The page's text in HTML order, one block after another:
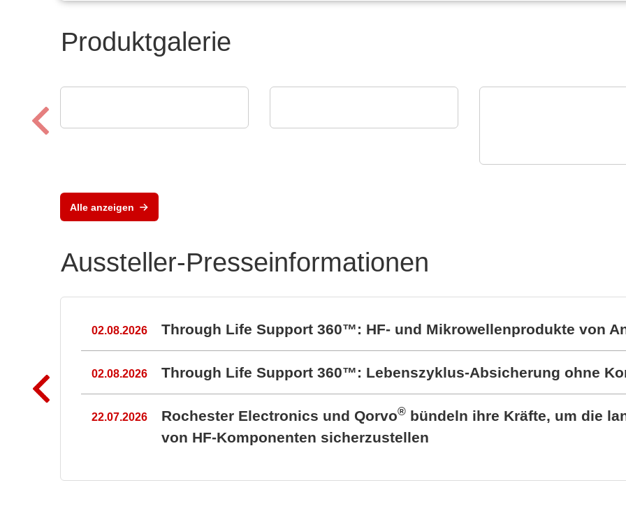
Produktgalerie
Alle anzeigen
Aussteller-Presseinformationen
02.08.2026 Through Life Support 360™: HF- und Mikrowellenprodukte von
02.08.2026 Through Life Support 360™: Lebenszyklus-Absicherung ohne
22.07.2026 Rochester Electronics und Qorvo® bündeln ihre Kräfte, um die
von HF-Komponenten sicherzustellen